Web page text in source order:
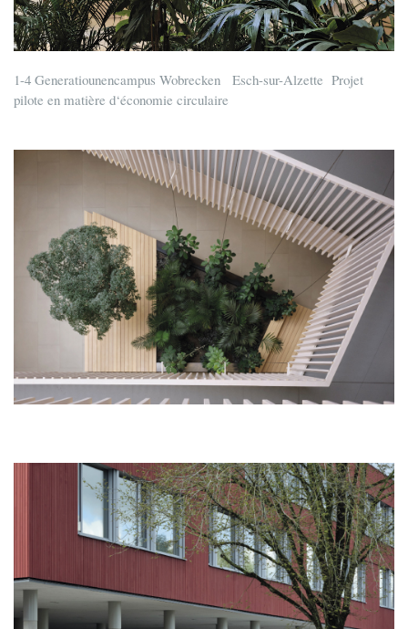
1-4 Generatiounencampus Wobrecken Esch-sur-Alzette Projet
pilote en matière d‘économie circulaire